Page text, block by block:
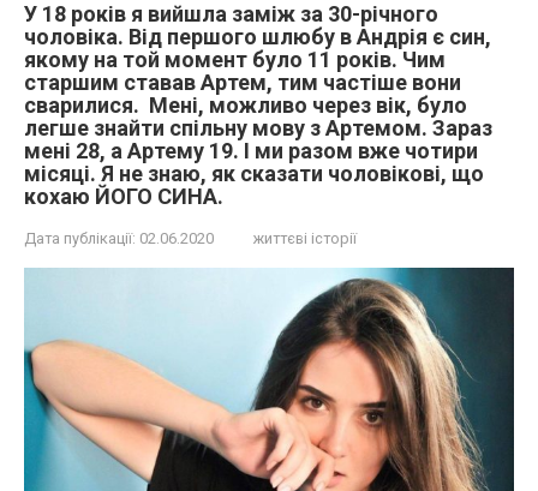
У 18 років я вийшла заміж за 30-річного
чоловіка. Від першого шлюбу в Андрія є син,
якому на той момент було 11 років. Чим
старшим ставав Артем, тим частіше вони
сварилися. Мені, можливо через вік, було
легше знайти спільну мову з Артемом. Зараз
мені 28, а Артему 19. І ми разом вже чотири
місяці. Я не знаю, як сказати чоловікові, що
кохаю ЙОГО СИНА.
Дата публікації: 02.06.2020 життєві історії